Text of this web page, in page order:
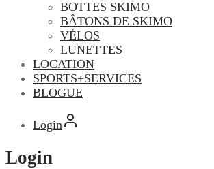
BOTTES SKIMO
BÂTONS DE SKIMO
VÉLOS
LUNETTES
LOCATION
SPORTS+SERVICES
BLOGUE
Login
Login